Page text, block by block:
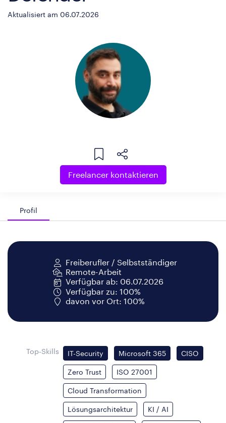
Aktualisiert am 06.07.2026
Freelancer kontaktieren
Profil
Freiberufler / Selbstständiger
Remote-Arbeit
Verfügbar ab: 06.07.2026
Verfügbar zu: 100%
davon vor Ort: 100%
Top-Skills IT-Security Microsoft 365 CISO
Zero Trust ISO 27001
Cloud Transformation
Lösungsarchitektur KI / AI